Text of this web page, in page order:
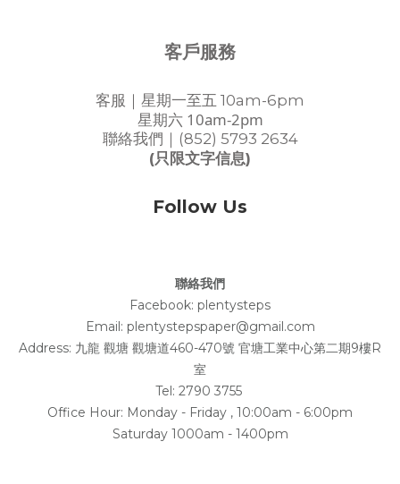
客戶服務
客服｜星期一至五 10am-6pm
星期六 10am-2pm
聯絡我們｜(852) 5793 2634
(只限文字信息)
Follow Us
聯絡我們
Facebook: plentysteps
Email: plentystepspaper@gmail.com
Address: 九龍 觀塘 觀塘道460-470號 官塘工業中心第二期9樓R
室
Tel: 2790 3755
Office Hour: Monday - Friday , 10:00am - 6:00pm
Saturday 1000am - 1400pm